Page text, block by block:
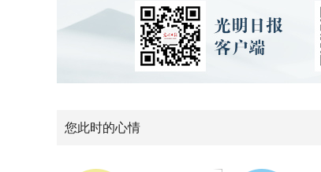
您此时的心情